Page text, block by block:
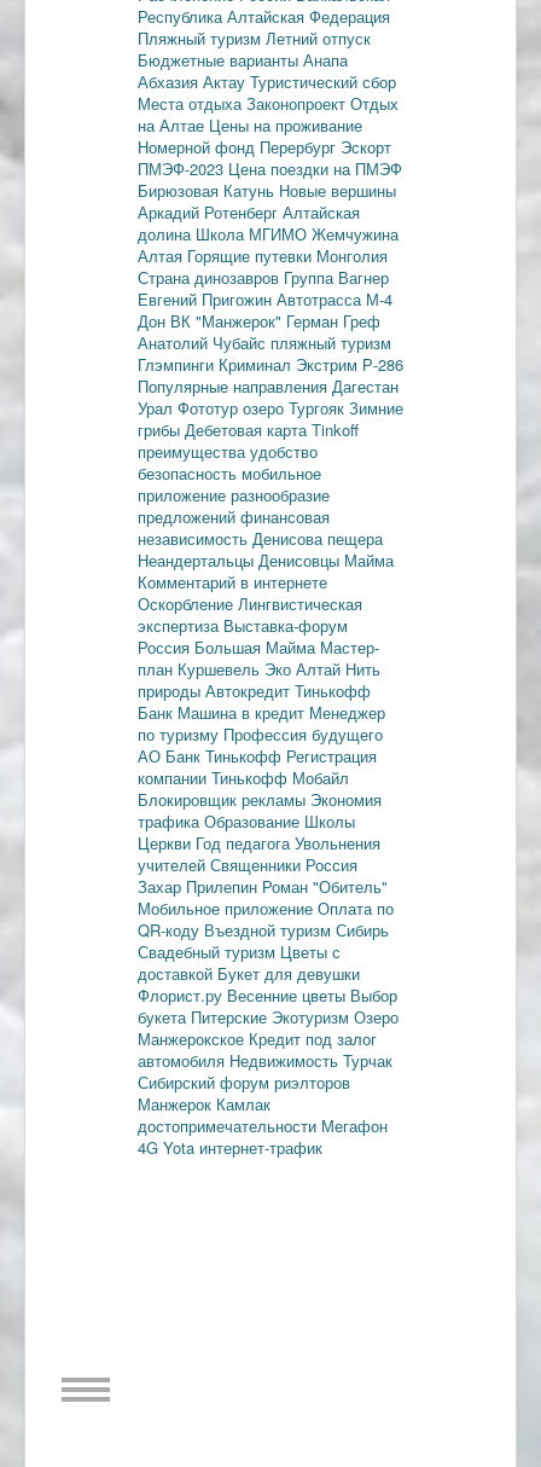
Республика Алтайская Федерация
Пляжный туризм Летний отпуск
Бюджетные варианты Анапа
Абхазия Актау Туристический сбор
Места отдыха Законопроект Отдых
на Алтае Цены на проживание
Номерной фонд Перербург Эскорт
ПМЭФ-2023 Цена поездки на ПМЭФ
Бирюзовая Катунь Новые вершины
Аркадий Ротенберг Алтайская
долина Школа МГИМО Жемчужина
Алтая Горящие путевки Монголия
Страна динозавров Группа Вагнер
Евгений Пригожин Автотрасса М-4
Дон ВК "Манжерок" Герман Греф
Анатолий Чубайс пляжный туризм
Глэмпинги Криминал Экстрим Р-286
Популярные направления Дагестан
Урал Фототур озеро Тургояк Зимние
грибы Дебетовая карта Tinkoff
преимущества удобство
безопасность мобильное
приложение разнообразие
предложений финансовая
независимость Денисова пещера
Неандертальцы Денисовцы Майма
Комментарий в интернете
Оскорбление Лингвистическая
экспертиза Выставка-форум
Россия Большая Майма Мастер-
план Куршевель Эко Алтай Нить
природы Автокредит Тинькофф
Банк Машина в кредит Менеджер
по туризму Профессия будущего
АО Банк Тинькофф Регистрация
компании Тинькофф Мобайл
Блокировщик рекламы Экономия
трафика Образование Школы
Церкви Год педагога Увольнения
учителей Священники Россия
Захар Прилепин Роман "Обитель"
Мобильное приложение Оплата по
QR-коду Въездной туризм Сибирь
Свадебный туризм Цветы с
доставкой Букет для девушки
Флорист.ру Весенние цветы Выбор
букета Питерские Экотуризм Озеро
Манжерокское Кредит под залог
автомобиля Недвижимость Турчак
Сибирский форум риэлторов
Манжерок Камлак
достопримечательности Мегафон
4G Yota интернет-трафик